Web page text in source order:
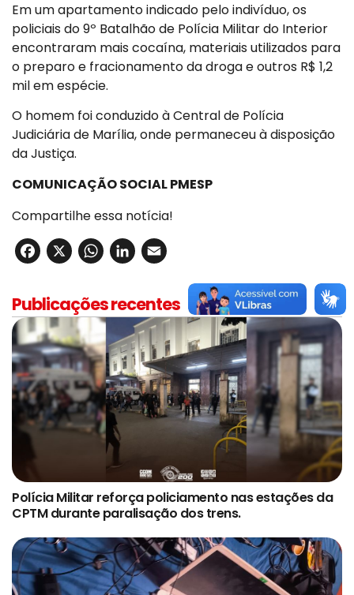
Em um apartamento indicado pelo indivíduo, os
policiais do 9º Batalhão de Polícia Militar do Interior
encontraram mais cocaína, materiais utilizados para
o preparo e fracionamento da droga e outros R$ 1,2
mil em espécie.
O homem foi conduzido à Central de Polícia
Judiciária de Marília, onde permaneceu à disposição
da Justiça.
COMUNICAÇÃO SOCIAL PMESP
Compartilhe essa notícia!
Facebook
X WhatsApp
LinkedIn
Publicações recentes
Polícia Militar reforça policiamento nas estações da
CPTM durante paralisação dos trens.